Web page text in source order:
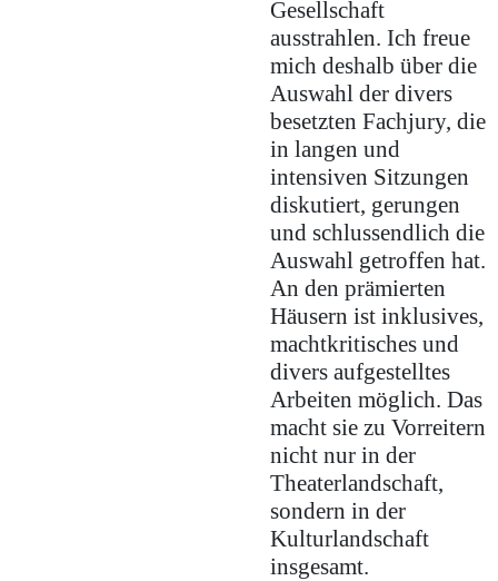
Gesellschaft
ausstrahlen. Ich freue
mich deshalb über die
Auswahl der divers
besetzten Fachjury, die
in langen und
intensiven Sitzungen
diskutiert, gerungen
und schlussendlich die
Auswahl getroffen hat.
An den prämierten
Häusern ist inklusives,
machtkritisches und
divers aufgestelltes
Arbeiten möglich. Das
macht sie zu Vorreitern
nicht nur in der
Theaterlandschaft,
sondern in der
Kulturlandschaft
insgesamt.